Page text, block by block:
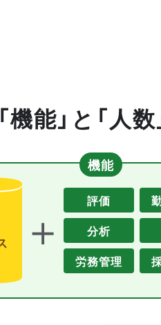
機能」と「人
機能
＋
評価
分析
労務管理